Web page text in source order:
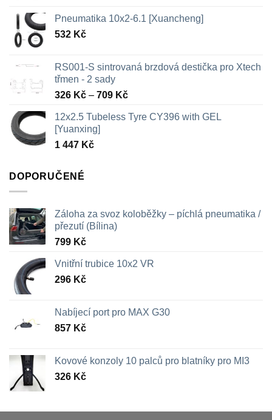
Pneumatika 10x2-6.1 [Xuancheng]
532 Kč
RS001-S sintrovaná brzdová destička pro Xtech
třmen - 2 sady
326 Kč – 709 KčRozpětí
326 Kč
12x2.5 Tubeless Tyre CY396 with GEL
[Yuanxing]
1 447 Kč
DOPORUČENÉ
Záloha za svoz koloběžky – píchlá pneumatika /
přezutí (Bílina)
799 Kč
Vnitřní trubice 10x2 VR
296 Kč
Nabíjecí port pro MAX G30
857 Kč
Kovové konzoly 10 palců pro blatníky pro MI3
326 Kč